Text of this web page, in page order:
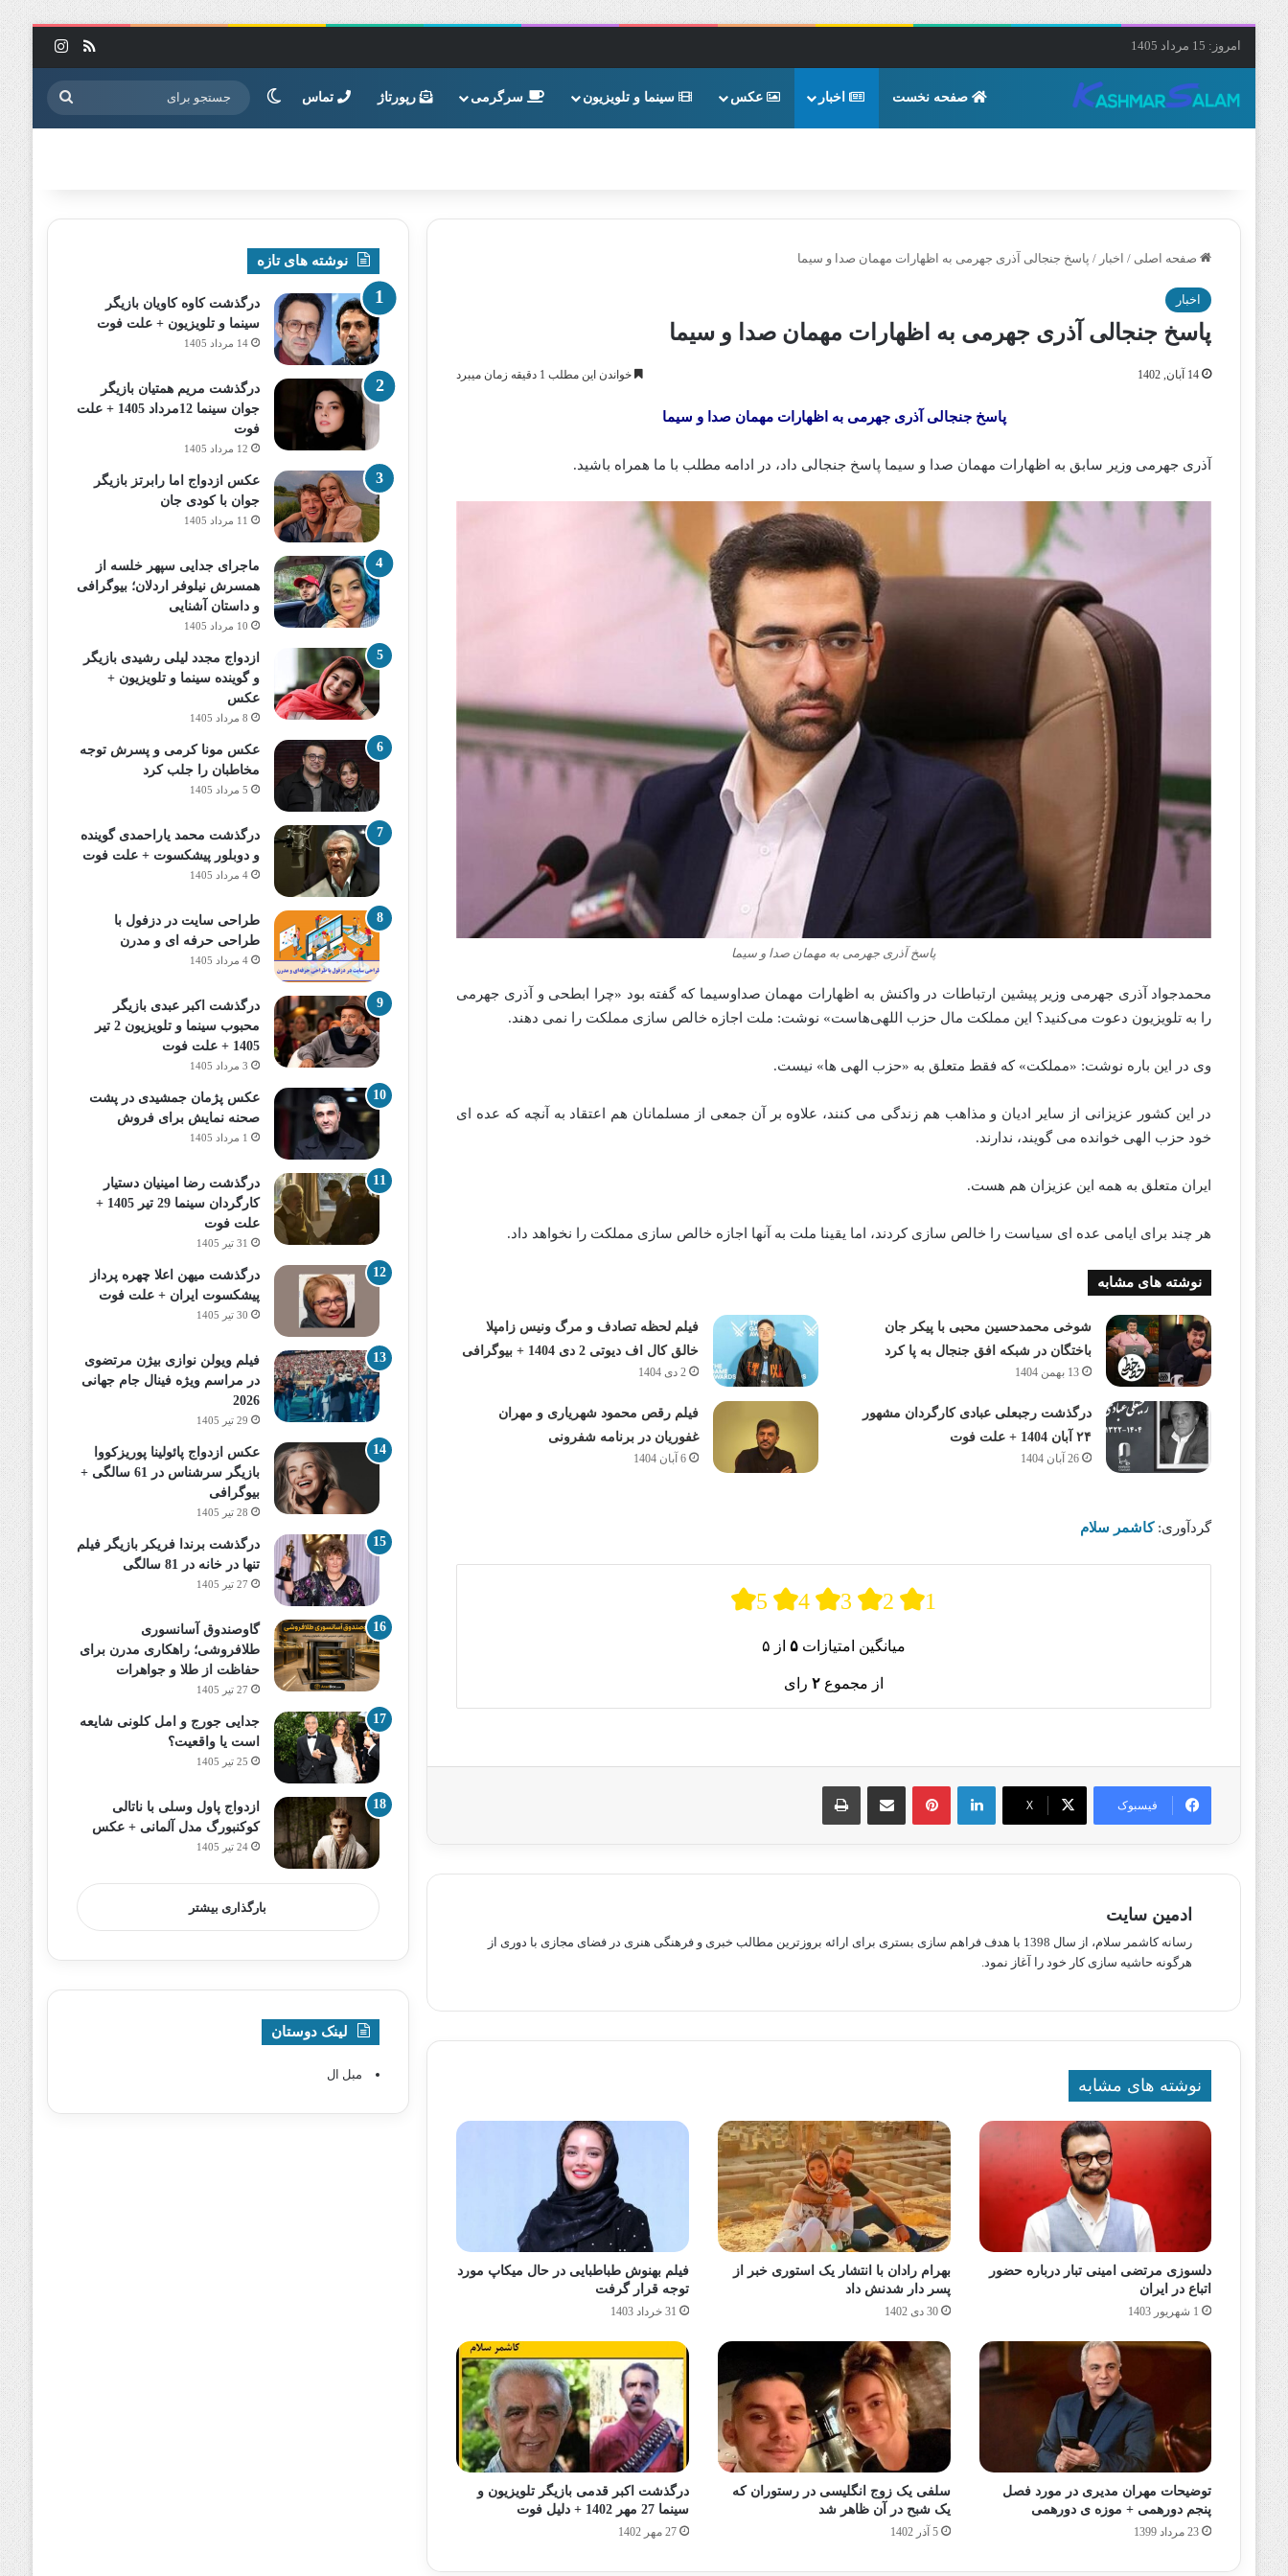
امروز: 15 مرداد 1405 خوراک
صفحه نخست اخبار عکس سینما و تلویزیون سرگرمی رپورتاژ تماس تغییر پوسته جستجو
برای
صفحه اصلی / اخبار / پاسخ جنجالی آذری جهرمی به اظهارات مهمان صدا و سیما
اخبار
پاسخ جنجالی آذری جهرمی به اظهارات مهمان صدا و سیما
14 آبان, 1402 خواندن این مطلب 1 دقیقه زمان میبرد
پاسخ جنجالی آذری جهرمی به اظهارات مهمان صدا و سیما
آذری جهرمی وزیر سابق به اظهارات مهمان صدا و سیما پاسخ جنجالی داد، در ادامه مطلب با ما همراه باشید.
پاسخ آذری جهرمی به مهمان صدا و سیما
محمدجواد آذری جهرمی وزیر پیشین ارتباطات در واکنش به اظهارات مهمان صداوسیما که گفته بود «چرا ابطحی و آذری جهرمی
را به تلویزیون دعوت می‌کنید؟ این مملکت مال حزب اللهی‌هاست» نوشت: ملت اجازه خالص سازی مملکت را نمی دهند.
وی در این باره نوشت: «مملکت» که فقط متعلق به «حزب الهی ها» نیست.
در این کشور عزیزانی از سایر ادیان و مذاهب هم زندگی می کنند، علاوه بر آن جمعی از مسلمانان هم اعتقاد به آنچه که عده ای
خود حزب الهی خوانده‌ می گویند، ندارند.
ایران متعلق به همه این عزیزان هم هست.
هر چند برای ایامی عده ای سیاست را خالص سازی کردند، اما یقینا ملت به آنها اجازه خالص سازی مملکت را نخواهد داد.
نوشته های مشابه
شوخی محمدحسین محبی با پیکر جان
باختگان در شبکه افق جنجال به پا کرد
13 بهمن 1404
فیلم لحظه تصادف و مرگ ونیس زامپلا
خالق کال اف دیوتی 2 دی 1404 + بیوگرافی
2 دی 1404
درگذشت رجبعلی عبادی کارگردان مشهور
۲۴ آبان 1404 + علت فوت
26 آبان 1404
فیلم رقص محمود شهریاری و مهران
غفوریان در برنامه شفرونی
6 آبان 1404
گردآوری: کاشمر سلام
5 4 3 2 1
میانگین امتیازات ۵ از ۵
از مجموع ۲ رای
فیسبوک X
لینکدین پینترستاشتراک گذاری از طریق ایمیل چاپ
ادمین سایت
رسانه کاشمر سلام، از سال 1398 با هدف فراهم سازی بستری برای ارائه بروزترین مطالب خبری و فرهنگی هنری در فضای مجازی با دوری از
هرگونه حاشیه سازی کار خود را آغاز نمود.
نوشته های مشابه
دلسوزی مرتضی‌ امینی‌ تبار درباره حضور
اتباع در ایران
1 شهریور 1403
بهرام رادان با انتشار یک استوری خبر از
پسر دار شدنش داد
30 دی 1402
فیلم بهنوش طباطبایی در حال میکاپ مورد
توجه قرار گرفت
31 خرداد 1403
توضیحات مهران مدیری در مورد فصل
پنجم دورهمی + موزه ی دورهمی
23 مرداد 1399
سلفی یک زوج انگلیسی در رستوران که
یک شبح در آن ظاهر شد
5 آذر 1402
درگذشت اکبر قدمی بازیگر تلویزیون و
سینما 27 مهر 1402 + دلیل فوت
27 مهر 1402
نوشته های تازه
درگذشت کاوه کاویان بازیگر
سینما و تلویزیون + علت فوت
14 مرداد 1405
درگذشت مریم همتیان بازیگر
جوان سینما 12مرداد 1405 + علت
فوت
12 مرداد 1405
عکس ازدواج اما رابرتز بازیگر
جوان با کودی جان
11 مرداد 1405
ماجرای جدایی سپهر خلسه از
همسرش نیلوفر اردلان؛ بیوگرافی
و داستان آشنایی
10 مرداد 1405
ازدواج مجدد لیلی رشیدی بازیگر
و گوینده سینما و تلویزیون +
عکس
8 مرداد 1405
عکس مونا کرمی و پسرش توجه
مخاطبان را جلب کرد
5 مرداد 1405
درگذشت محمد یاراحمدی گوینده
و دوبلور پیشکسوت + علت فوت
4 مرداد 1405
طراحی سایت در دزفول با
طراحی حرفه‌ ای و مدرن
4 مرداد 1405
درگذشت اکبر عبدی بازیگر
محبوب سینما و تلویزیون 2 تیر
1405 + علت فوت
3 مرداد 1405
عکس پژمان جمشیدی در پشت
صحنه نمایش برای فروش
1 مرداد 1405
درگذشت رضا امینیان دستیار
کارگردان سینما 29 تیر 1405 +
علت فوت
31 تیر 1405
درگذشت میهن اعلا چهره پرداز
پیشکسوت ایران + علت فوت
30 تیر 1405
فیلم ویولن نوازی بیژن مرتضوی
در مراسم ویژه فینال جام جهانی
2026
29 تیر 1405
عکس ازدواج پائولینا پوریزکووا
بازیگر سرشناس در 61 سالگی +
بیوگرافی
28 تیر 1405
درگذشت برندا فریکر بازیگر فیلم
تنها در خانه در 81 سالگی
27 تیر 1405
گاوصندوق آسانسوری
طلافروشی؛ راهکاری مدرن برای
حفاظت از طلا و جواهرات
27 تیر 1405
جدایی جورج و امل کلونی شایعه
است یا واقعیت؟
25 تیر 1405
ازدواج پاول وسلی با ناتالی
کوکنبورگ مدل آلمانی + عکس
24 تیر 1405
بارگذاری بیشتر
لینک دوستان
مبل ال